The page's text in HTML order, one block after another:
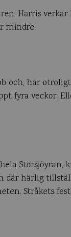
Harris
mindre.
och, har
fyra veckor.
där härlig
Stråkets